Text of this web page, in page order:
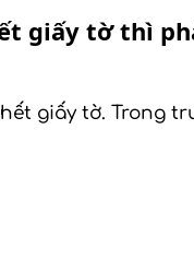
giấy tờ thì
giấy tờ. Trong